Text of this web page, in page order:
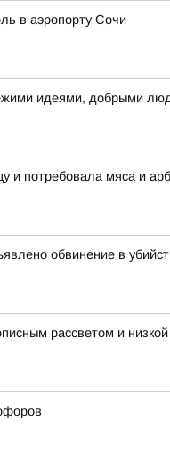
в аэропорту Сочи
идеями, добрыми
и потребовала мяса и
обвинение в
рассветом и